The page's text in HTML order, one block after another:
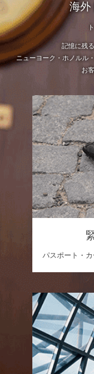
海外
記憶に残
ニューヨーク・ホノルル
お
パスポート・